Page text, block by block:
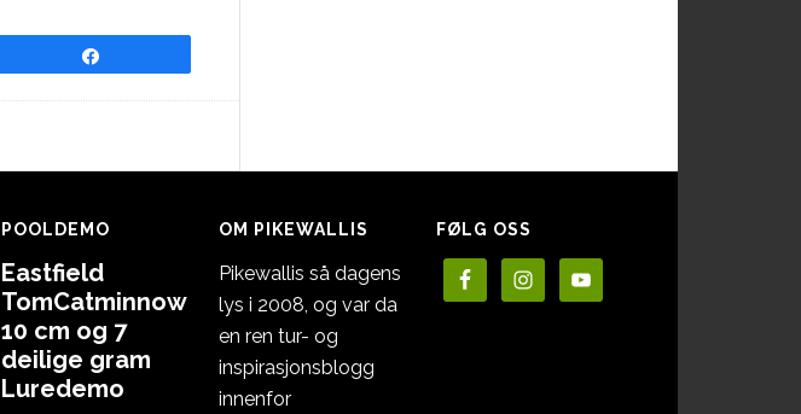
POOLDEMO
Eastfield
TomCatminnow
10 cm og 7
deilige gram
Luredemo
OM PIKEWALLIS
Pikewallis så dagens
lys i 2008, og var da
en ren tur- og
inspirasjonsblogg
innenfor
FØLG OSS